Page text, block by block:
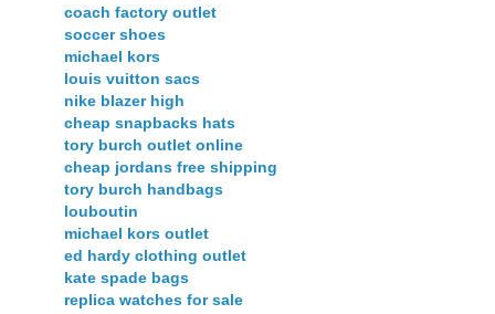
coach factory outlet
soccer shoes
michael kors
louis vuitton sacs
nike blazer high
cheap snapbacks hats
tory burch outlet online
cheap jordans free shipping
tory burch handbags
louboutin
michael kors outlet
ed hardy clothing outlet
kate spade bags
replica watches for sale